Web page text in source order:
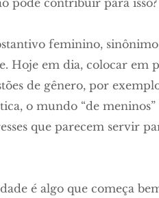
pode contribuir para isso?
feminino,
Hoje em dia, colocar em
de gênero, por
o mundo “de
que parecem servir
é algo que começa